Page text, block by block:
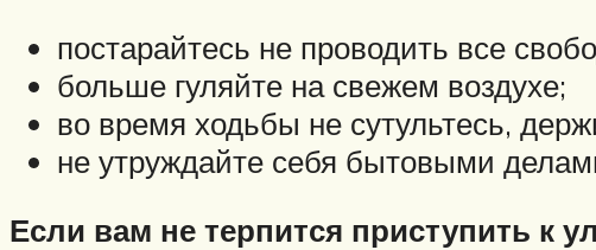
постарайтесь не проводить все
больше гуляйте на свежем воздухе;
во время ходьбы не сутультесь,
не утруждайте себя бытовыми
Если вам не терпится приступить